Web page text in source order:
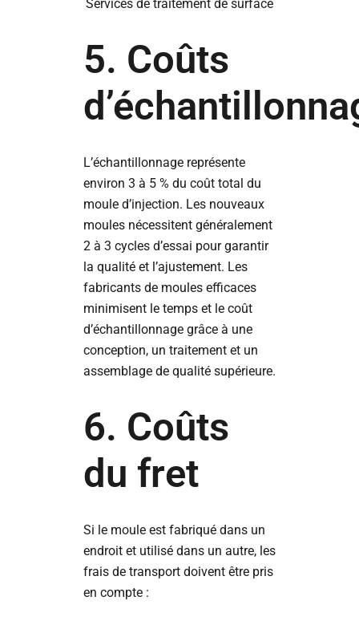
Services de traitement de surface
5. Coûts
L’échantillonnage représente
environ 3 à 5 % du coût total du
moule d’injection. Les nouveaux
moules nécessitent généralement
2 à 3 cycles d’essai pour garantir
la qualité et l’ajustement. Les
fabricants de moules efficaces
minimisent le temps et le coût
d’échantillonnage grâce à une
conception, un traitement et un
assemblage de qualité supérieure.
6. Coûts
du fret
Si le moule est fabriqué dans un
endroit et utilisé dans un autre, les
frais de transport doivent être pris
en compte :